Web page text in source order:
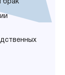
брак